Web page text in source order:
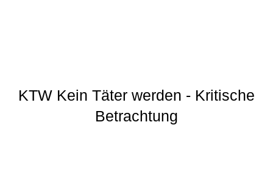
KTW Kein Täter werden - Kritische
Betrachtung